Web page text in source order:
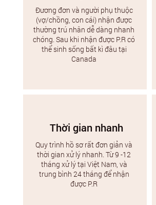
Đương đơn và người phụ thuộc
(vợ/chồng, con cái) nhận được
thường trú nhân dễ dàng nhanh
chóng. Sau khi nhận được P.R có
thể sinh sống bất kì đâu tại
Canada
Thời gian nhanh
Quy trình hồ sơ rất đơn giản và
thời gian xử lý nhanh​. Từ 9 -12
tháng xử lý tại Việt Nam, và
trung bình 24 tháng để nhận
được P.R